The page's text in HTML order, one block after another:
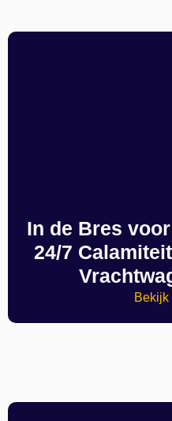
In de Bres
24/7
Bekijk